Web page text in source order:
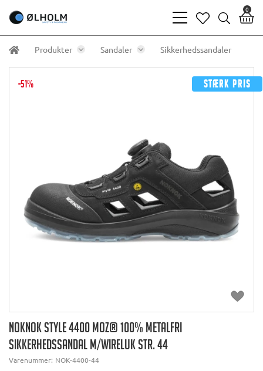
bars
light
heart
search
0
Produkter Sandaler Sikkerhedssandaler
-51% Stærk pris
NOKNOK STYLE 4400 MOZ® 100% METALFRI
SIKKERHEDSSANDAL M/WIRELUK STR. 44
Varenummer: NOK-4400-44